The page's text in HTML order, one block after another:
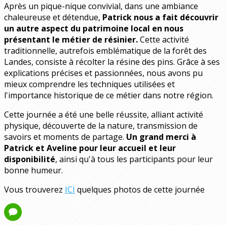
Après un pique-nique convivial, dans une ambiance
chaleureuse et détendue, Patrick nous a fait découvrir
un autre aspect du patrimoine local en nous
présentant le métier de résinier.Cette activité
traditionnelle, autrefois emblématique de la forêt des
Landes, consiste à récolter la résine des pins. Grâce à ses
explications précises et passionnées, nous avons pu
mieux comprendre les techniques utilisées et
l'importance historique de ce métier dans notre région.
Cette journée a été une belle réussite, alliant activité
physique, découverte de la nature, transmission de
savoirs et moments de partage. Un grand merci à
Patrick et Aveline pour leur accueil et leur
disponibilité, ainsi qu'à tous les participants pour leur
bonne humeur.
Vous trouverez ICI quelques photos de cette journée